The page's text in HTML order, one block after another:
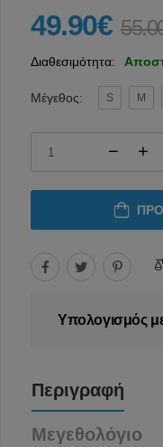
49.90€
Διαθεσιμότητα:
Μέγεθος: S M
Υπολογισμός
Περιγραφή
Μεγεθολόγιο